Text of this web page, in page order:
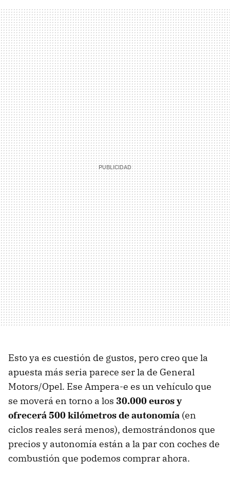
Esto ya es cuestión de gustos, pero creo que la
apuesta más seria parece ser la de General
Motors/Opel. Ese Ampera-e es un vehículo que
se moverá en torno a los 30.000 euros y
ofrecerá 500 kilómetros de autonomía (en
ciclos reales será menos), demostrándonos que
precios y autonomía están a la par con coches de
combustión que podemos comprar ahora.